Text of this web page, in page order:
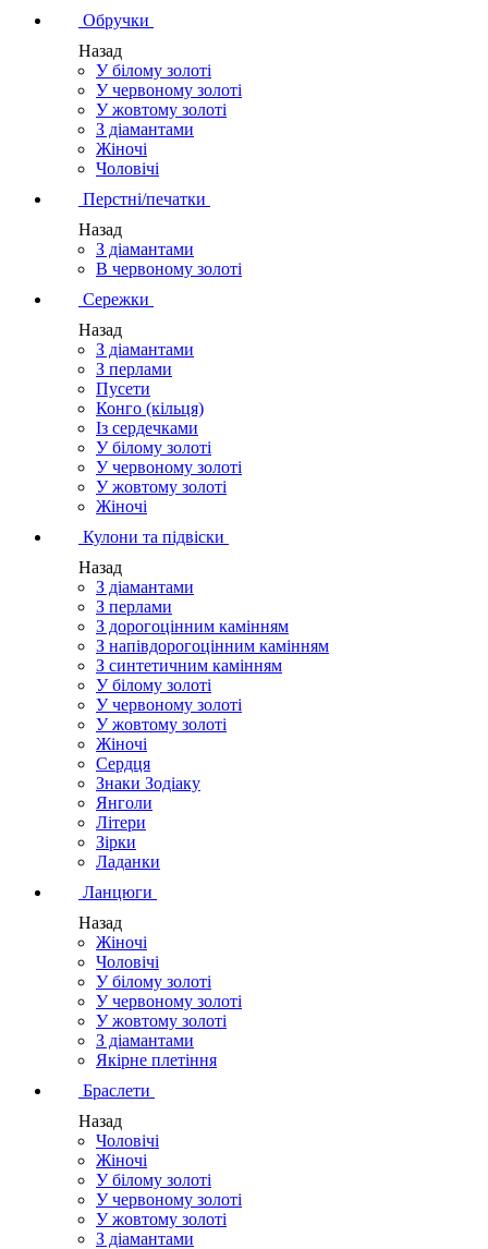
Обручки
Назад
У білому золоті
У червоному золоті
У жовтому золоті
З діамантами
Жіночі
Чоловічі
Перстні/печатки
Назад
З діамантами
В червоному золоті
Сережки
Назад
З діамантами
З перлами
Пусети
Конго (кільця)
Із сердечками
У білому золоті
У червоному золоті
У жовтому золоті
Жіночі
Кулони та підвіски
Назад
З діамантами
З перлами
З дорогоцінним камінням
З напівдорогоцінним камінням
З синтетичним камінням
У білому золоті
У червоному золоті
У жовтому золоті
Жіночі
Сердця
Знаки Зодіаку
Янголи
Літери
Зірки
Ладанки
Ланцюги
Назад
Жіночі
Чоловічі
У білому золоті
У червоному золоті
У жовтому золоті
З діамантами
Якірне плетіння
Браслети
Назад
Чоловічі
Жіночі
У білому золоті
У червоному золоті
У жовтому золоті
З діамантами